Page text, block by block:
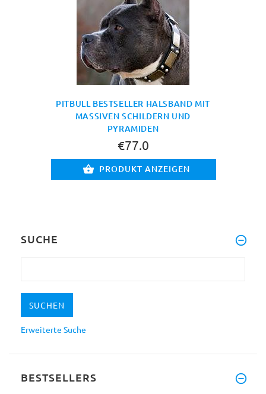
PITBULL BESTSELLER HALSBAND MIT
MASSIVEN SCHILDERN UND
PYRAMIDEN
€77.0
PRODUKT ANZEIGEN
SUCHE
Erweiterte Suche
BESTSELLERS